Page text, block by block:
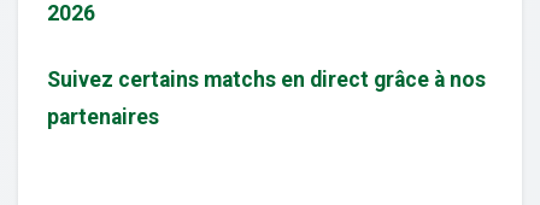
2026
Suivez certains matchs en direct grâce à nos
partenaires